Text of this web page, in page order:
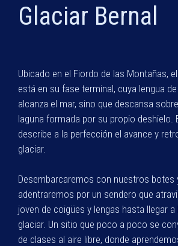
Glaciar Bernal
Ubicado en el Fiordo de las Montañas,
está en su fase terminal, cuya lengua
alcanza el mar, sino que descansa
laguna formada por su propio deshielo.
describe a la perfección el avance y
glaciar.
Desembarcaremos con nuestros botes
adentraremos por un sendero que
joven de coigües y lengas hasta llegar a
glaciar. Un sitio que poco a poco se
de clases al aire libre, donde